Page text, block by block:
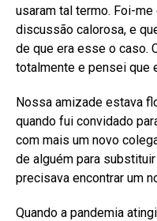
usaram tal termo. Foi-
discussão calorosa, e
de que era esse o caso.
totalmente e pensei que
Nossa amizade estava
quando fui convidado
com mais um novo
de alguém para
precisava encontrar um
Quando a pandemia